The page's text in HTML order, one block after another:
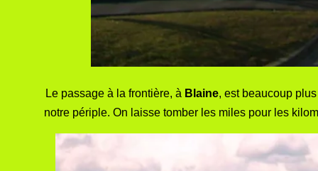
Le passage à la frontière, à Blaine, est beaucoup
notre périple. On laisse tomber les miles pour les